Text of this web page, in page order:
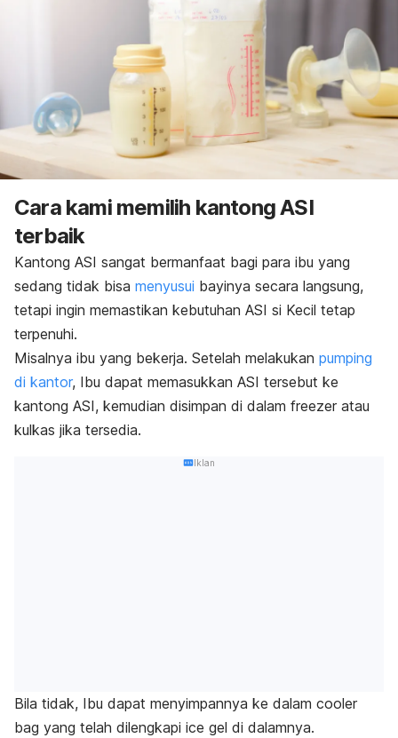
Cara kami memilih kantong ASI
terbaik
Kantong ASI sangat bermanfaat bagi para ibu yang
sedang tidak bisa menyusui bayinya secara langsung,
tetapi ingin memastikan kebutuhan ASI si Kecil tetap
terpenuhi.
Misalnya ibu yang bekerja. Setelah melakukan pumping
di kantor, Ibu dapat memasukkan ASI tersebut ke
kantong ASI, kemudian disimpan di dalam freezer atau
kulkas jika tersedia.
Iklan
Bila tidak, Ibu dapat menyimpannya ke dalam cooler
bag yang telah dilengkapi ice gel di dalamnya.